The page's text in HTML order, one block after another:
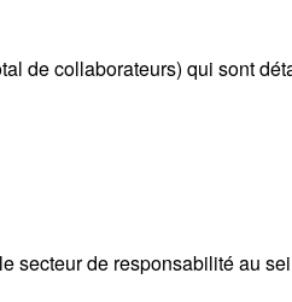
de collaborateurs) qui sont
secteur de responsabilité au